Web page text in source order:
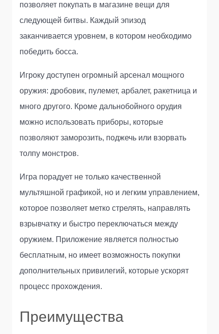
позволяет покупать в магазине вещи для
следующей битвы. Каждый эпизод
заканчивается уровнем, в котором необходимо
победить босса.
Игроку доступен огромный арсенал мощного
оружия: дробовик, пулемет, арбалет, ракетница и
много другого. Кроме дальнобойного орудия
можно использовать приборы, которые
позволяют заморозить, поджечь или взорвать
толпу монстров.
Игра порадует не только качественной
мультяшной графикой, но и легким управлением,
которое позволяет метко стрелять, направлять
взрывчатку и быстро переключаться между
оружием. Приложение является полностью
бесплатным, но имеет возможность покупки
дополнительных привилегий, которые ускорят
процесс прохождения.
Преимущества